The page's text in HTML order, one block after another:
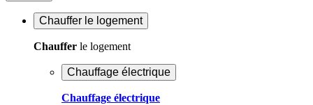
Chauffer le logement
Chauffer le logement
Chauffage électrique
Chauffage électrique